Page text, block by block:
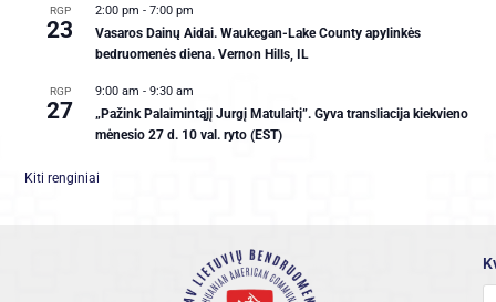
RGP
23
2:00 pm -7:00 pm
Vasaros Dainų Aidai. Waukegan-Lake County apylinkės
bedruomenės diena. Vernon Hills, IL
RGP
27
9:00 am -9:30 am
„Pažink Palaimintąjį Jurgį Matulaitį”. Gyva transliacija kiekvieno
mėnesio 27 d. 10 val. ryto (EST)
Kiti renginiai